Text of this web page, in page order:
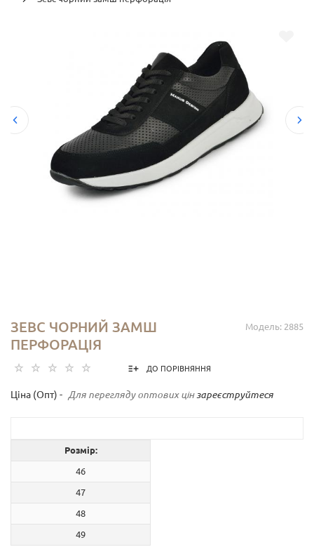
Модель: 2885
ЗЕВС ЧОРНИЙ ЗАМШ
ПЕРФОРАЦІЯ
ДО ПОРІВНЯННЯ
Ціна (Опт) - Для перегляду оптових цін зареєструйтеся
Розмір:
46
47
48
49